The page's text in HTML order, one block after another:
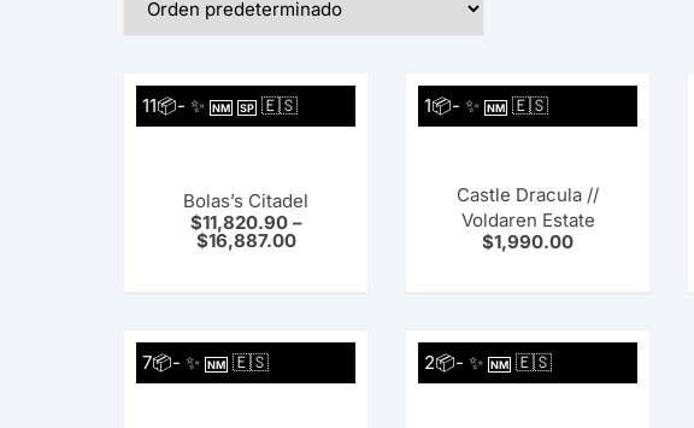
11📦- ✨ NM SP 🇪🇸
Bolas’s Citadel
$11,820.90–
$16,887.00
1📦- ✨ NM 🇪🇸
Castle Dracula //
Voldaren Estate
$1,990.00
7📦- ✨ NM 🇪🇸 2📦- ✨ NM 🇪🇸